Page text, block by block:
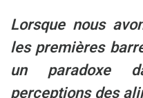
Lorsque nous
les premières
un paradoxe
perceptions des